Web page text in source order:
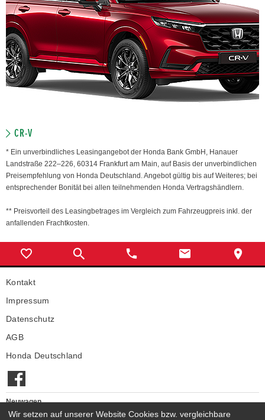
CR-V
* Ein unverbindliches Leasingangebot der Honda Bank GmbH, Hanauer
Landstraße 222–226, 60314 Frankfurt am Main, auf Basis der unverbindlichen
Preisempfehlung von Honda Deutschland. Angebot gültig bis auf Weiteres; bei
entsprechender Bonität bei allen teilnehmenden Honda Vertragshändlern.
** Preisvorteil des Leasingbetrages im Vergleich zum Fahrzeugpreis inkl. der
anfallenden Frachtkosten.
Kontakt
Impressum
Datenschutz
AGB
Honda Deutschland
Neuwagen
Honda Neuwagen
Wir setzen auf unserer Website Cookies bzw. vergleichbare